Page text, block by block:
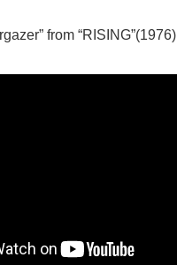
from “RISING”(1976)